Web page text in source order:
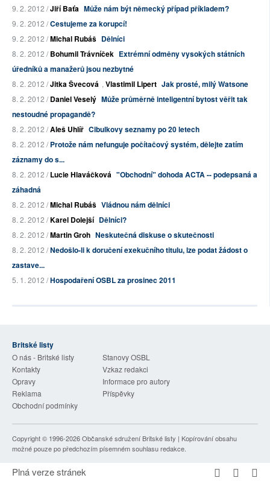
9. 2. 2012 /Jiří Baťa Může nám být německý případ příkladem?
9. 2. 2012 /Cestujeme za korupcí!
9. 2. 2012 /Michal Rubáš Dělníci
8. 2. 2012 /Bohumil Trávníček Extrémní odměny vysokých státních
úředníků a manažerů jsou nezbytné
8. 2. 2012 /Jitka Švecová , Vlastimil Lipert Jak prosté, milý Watsone
8. 2. 2012 /Daniel Veselý Může průměrně inteligentní bytost věřit tak
nestoudné propagandě?
8. 2. 2012 /Aleš Uhlíř Cibulkovy seznamy po 20 letech
8. 2. 2012 /Protože nám nefunguje počítačový systém, dělejte zatím
záznamy do s...
8. 2. 2012 /Lucie Hlaváčková "Obchodní" dohoda ACTA -- podepsaná a
záhadná
8. 2. 2012 /Michal Rubáš Vládnou nám dělníci
8. 2. 2012 /Karel Dolejší Dělníci?
8. 2. 2012 /Martin Groh Neskutečná diskuse o skutečnosti
8. 2. 2012 /Nedošlo-li k doručení exekučního titulu, lze podat žádost o
zastave...
5. 1. 2012 /Hospodaření OSBL za prosinec 2011
Britské listy
O nás - Britské listy
Stanovy OSBL
Kontakty
Vzkaz redakci
Opravy
Informace pro autory
Reklama
Příspěvky
Obchodní podmínky
Copyright © 1996-2026Občanské sdružení Britské listy | Kopírování obsahu
možné pouze po předchozím písemném souhlasu redakce.
Plná verze stránek